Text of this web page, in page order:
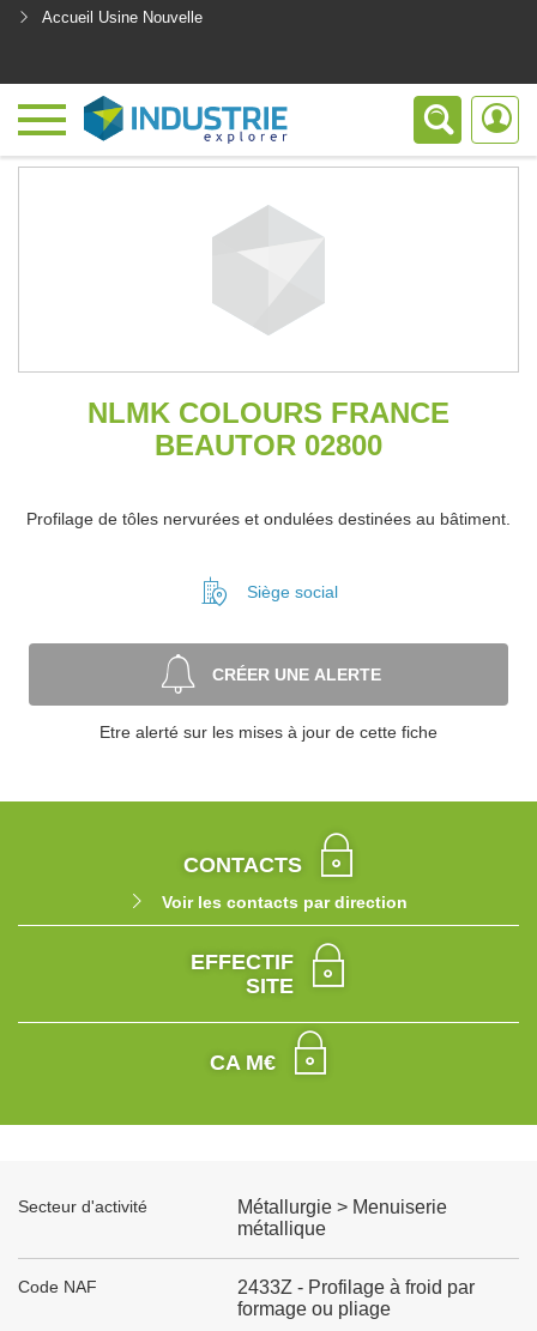
Accueil Usine Nouvelle
NLMK COLOURS FRANCE
BEAUTOR 02800
Profilage de tôles nervurées et ondulées destinées au bâtiment.
Siège social
CRÉER UNE ALERTE
Etre alerté sur les mises à jour de cette fiche
CONTACTS
Voir les contacts par direction
EFFECTIF
SITE
CA M€
Secteur d'activité
Métallurgie > Menuiserie
métallique
Code NAF
2433Z - Profilage à froid par
formage ou pliage